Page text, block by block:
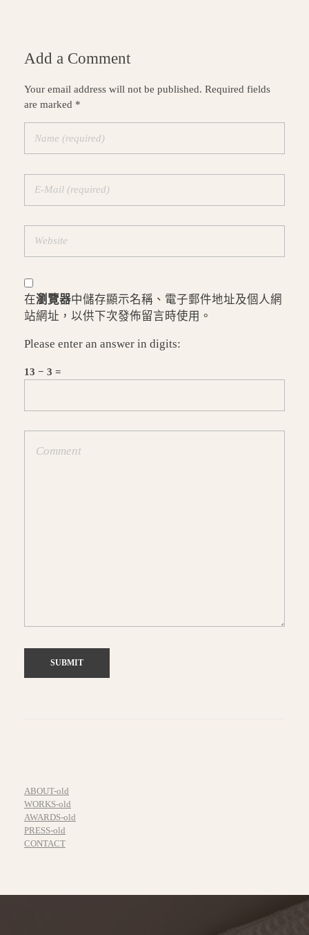
Add a Comment
Your email address will not be published. Required fields
are marked *
在瀏覽器中儲存顯示名稱、電子郵件地址及個人網
站網址，以供下次發佈留言時使用。
Please enter an answer in digits:
13 − 3 =
ABOUT-old
WORKS-old
AWARDS-old
PRESS-old
CONTACT